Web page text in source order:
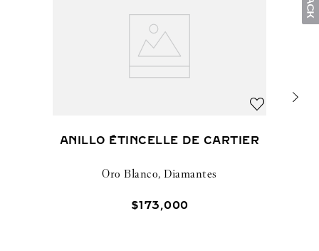
ANILLO ÉTINCELLE DE CARTIER
Oro Blanco, Diamantes
$173,000